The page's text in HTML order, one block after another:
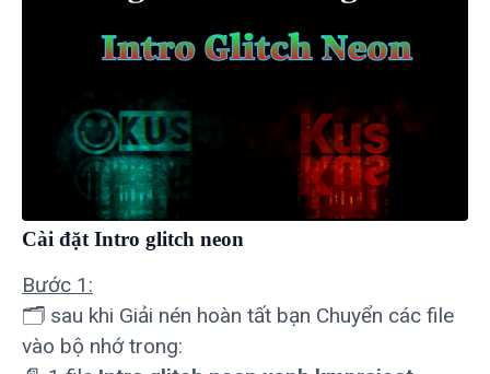
Cài đặt Intro glitch neon
Bước 1:
🗂 sau khi Giải nén hoàn tất bạn Chuyển các file
vào bộ nhớ trong: